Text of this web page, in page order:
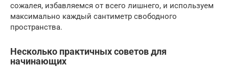
сожалея, избавляемся от всего лишнего, и используем
максимально каждый сантиметр свободного
пространства.
Несколько практичных советов для
начинающих